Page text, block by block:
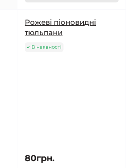
Рожеві піоновидні
тюльпани
В наявності
80грн.